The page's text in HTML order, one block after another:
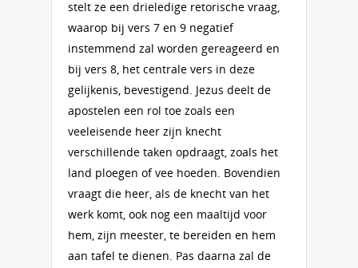
stelt ze een drieledige retorische vraag,
waarop bij vers 7 en 9 negatief
instemmend zal worden gereageerd en
bij vers 8, het centrale vers in deze
gelijkenis, bevestigend. Jezus deelt de
apostelen een rol toe zoals een
veeleisende heer zijn knecht
verschillende taken opdraagt, zoals het
land ploegen of vee hoeden. Bovendien
vraagt die heer, als de knecht van het
werk komt, ook nog een maaltijd voor
hem, zijn meester, te bereiden en hem
aan tafel te dienen. Pas daarna zal de